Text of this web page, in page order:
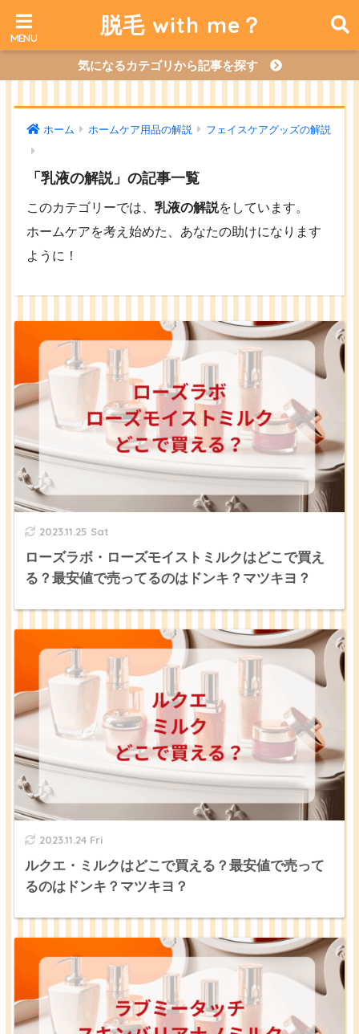
脱毛 with me？
気になるカテゴリから記事を探す
ホーム ホームケア用品の解説 フェイスケアグッズの解説
「乳液の解説」の記事一覧
このカテゴリーでは、 乳液の解説をしています。
ホームケアを考え始めた、あなたの助けになります
ように！
2023.11.25 Sat
ローズラボ・ローズモイストミルクはどこで買え
る？最安値で売ってるのはドンキ？マツキヨ？
2023.11.24 Fri
ルクエ・ミルクはどこで買える？最安値で売って
るのはドンキ？マツキヨ？